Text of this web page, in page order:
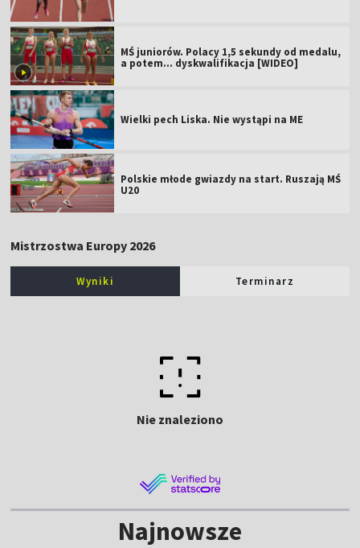
MŚ juniorów. Polacy 1,5 sekundy od medalu,
a potem... dyskwalifikacja [WIDEO]
Wielki pech Liska. Nie wystąpi na ME
Polskie młode gwiazdy na start. Ruszają MŚ
U20
Mistrzostwa Europy 2026
Wyniki Terminarz
Nie znaleziono
Najnowsze